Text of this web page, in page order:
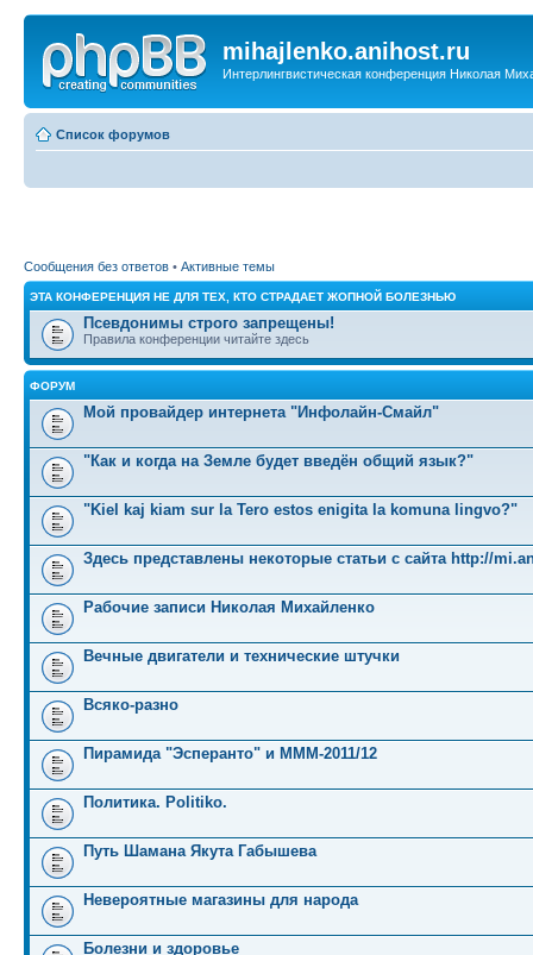
mihajlenko.anihost.ru
Интерлингвистическая конференция Николая
Список форумов
Сообщения без ответов • Активные темы
ЭТА КОНФЕРЕНЦИЯ НЕ ДЛЯ ТЕХ, КТО СТРАДАЕТ ЖОПНОЙ БОЛЕЗНЬЮ
Псевдонимы строго запрещены!
Правила конференции читайте здесь
ФОРУМ
Мой провайдер интернета "Инфолайн-Смайл"
"Как и когда на Земле будет введён общий язык?"
"Kiel kaj kiam sur la Tero estos enigita la komuna lingvo?"
Здесь представлены некоторые статьи с сайта http://
Рабочие записи Николая Михайленко
Вечные двигатели и технические штучки
Всяко-разно
Пирамида "Эсперанто" и MMM-2011/12
Политика. Politiko.
Путь Шамана Якута Габышева
Невероятные магазины для народа
Болезни и здоровье